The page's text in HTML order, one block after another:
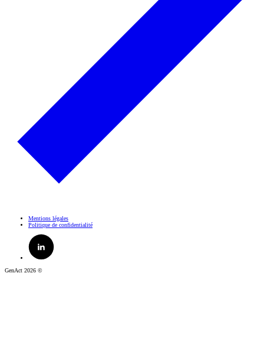
Mentions légales
Politique de confidentialité
GenAct 2026 ©